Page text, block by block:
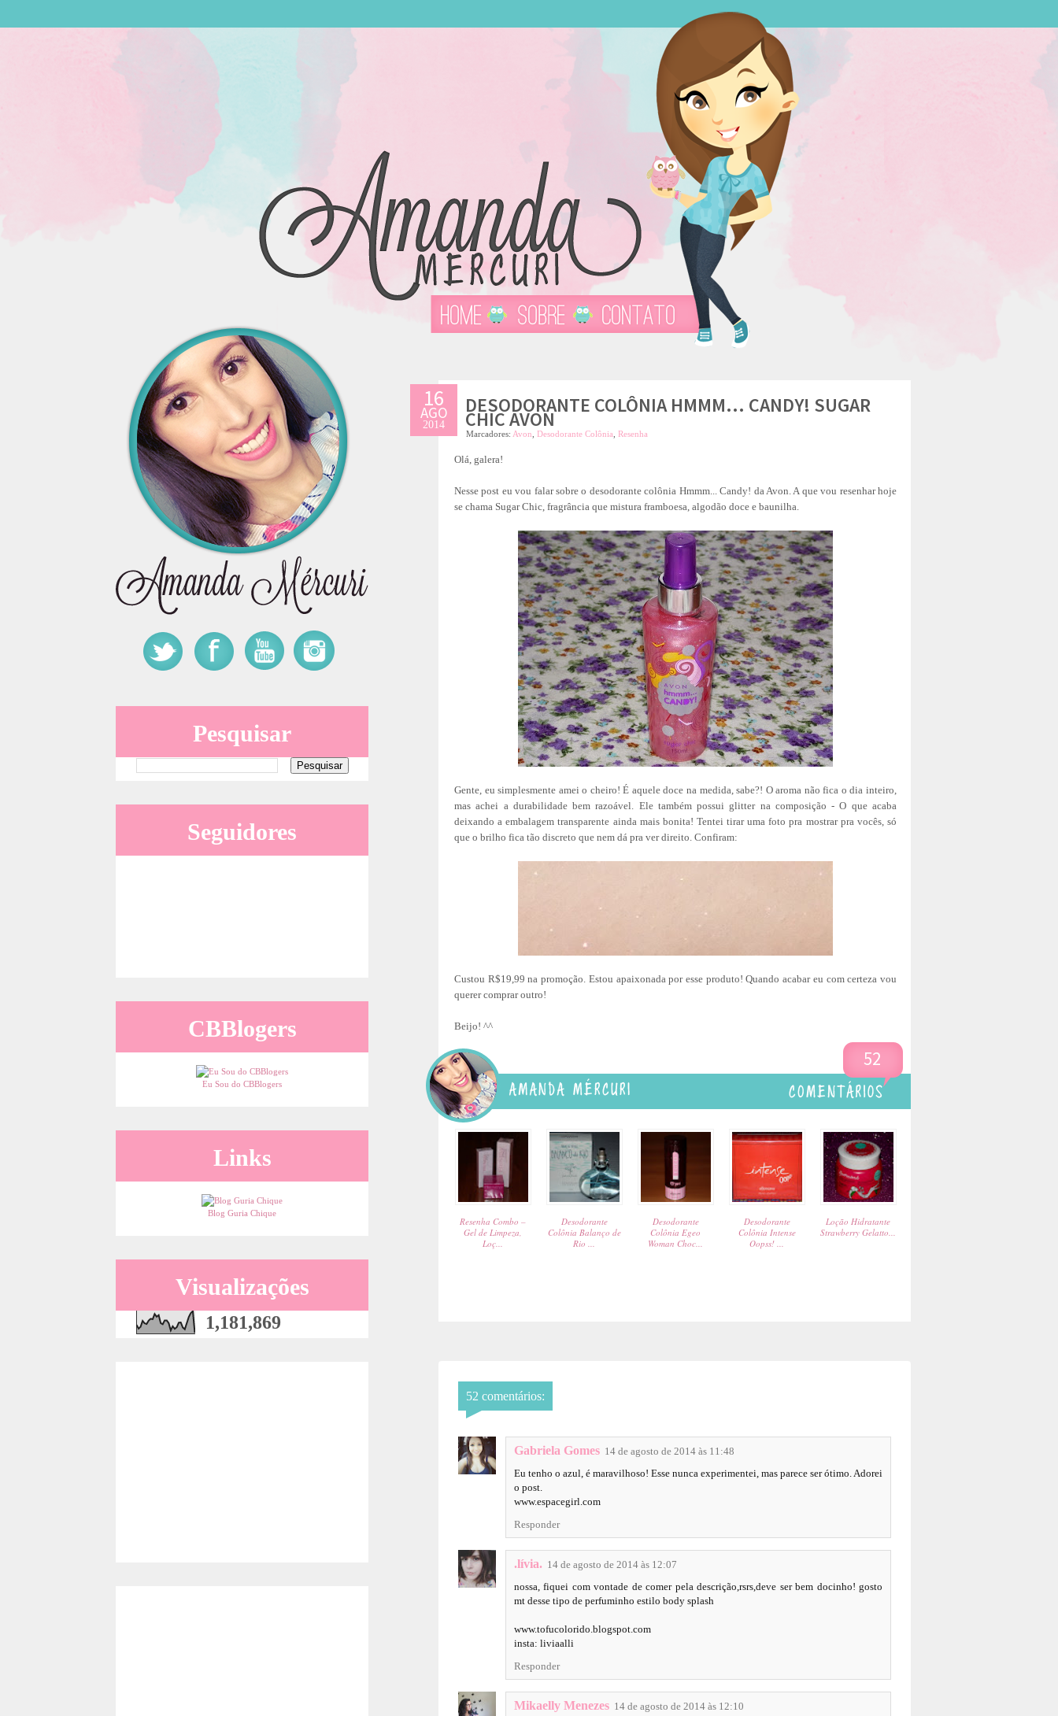
16
AGO
2014
DESODORANTE COLÔNIA HMMM... CANDY! SUGAR
CHIC AVON
Marcadores: Avon Desodorante Colônia Resenha
Olá, galera!
Nesse post eu vou falar sobre o desodorante colônia Hmmm... Candy! da Avon. A que vou resenhar hoje
se chama Sugar Chic, fragrância que mistura framboesa, algodão doce e baunilha.
Gente, eu simplesmente amei o cheiro! É aquele doce na medida, sabe?! O aroma não fica o dia inteiro,
mas achei a durabilidade bem razoável. Ele também possui glitter na composição - O que acaba
deixando a embalagem transparente ainda mais bonita! Tentei tirar uma foto pra mostrar pra vocês, só
que o brilho fica tão discreto que nem dá pra ver direito. Confiram:
Custou R$19,99 na promoção. Estou apaixonada por esse produto! Quando acabar eu com certeza vou
querer comprar outro!
Beijo! ^^
52
:
Resenha Combo –
Gel de Limpeza,
Loç...
Desodorante
Colônia Balanço de
Rio ...
Desodorante
Colônia Egeo
Woman Choc...
Desodorante
Colônia Intense
Oopss! ...
Loção Hidratante
Strawberry Gelatto...
52 comentários:
Gabriela Gomes 14 de agosto de 2014 às 11:48
Eu tenho o azul, é maravilhoso! Esse nunca experimentei, mas parece ser ótimo. Adorei
o post.
www.espacegirl.com
Responder
.lívia. 14 de agosto de 2014 às 12:07
nossa, fiquei com vontade de comer pela descrição,rsrs,deve ser bem docinho! gosto
mt desse tipo de perfuminho estilo body splash
www.tofucolorido.blogspot.com
insta: liviaalli
Responder
Mikaelly Menezes 14 de agosto de 2014 às 12:10
Pesquisar
Seguidores
CBBlogers
Eu Sou do CBBlogers
Links
Blog Guria Chique
Visualizações
1,181,869